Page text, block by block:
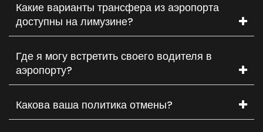
Какие варианты трансфера из аэропорта
доступны на лимузине?
Где я могу встретить своего водителя в
аэропорту?
Какова ваша политика отмены?